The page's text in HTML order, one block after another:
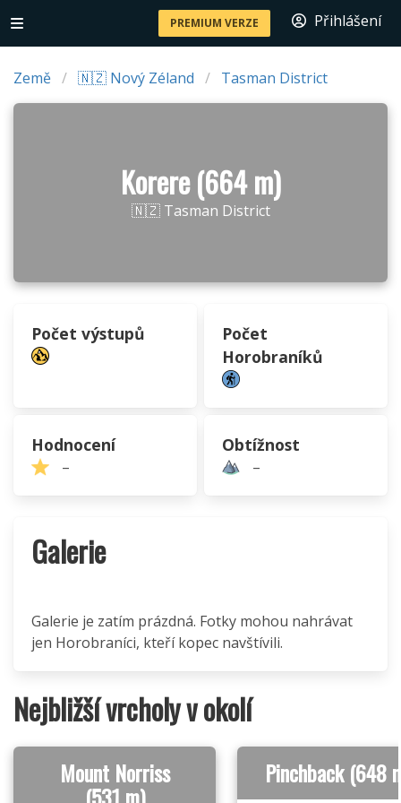
PREMIUM VERZE Přihlášení
Země 🇳🇿 Nový Zéland Tasman District
Korere (664 m)
🇳🇿 Tasman District
Počet výstupů
Počet
Horobraníků
Hodnocení
–
Obtížnost
–
Galerie
Galerie je zatím prázdná. Fotky mohou nahrávat
jen Horobraníci, kteří kopec navštívili.
Nejbližší vrcholy v okolí
Mount Norriss Pinchback (648